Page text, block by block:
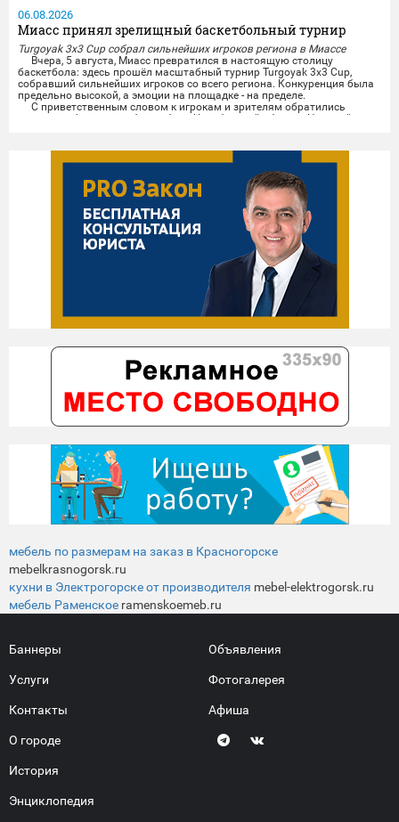
06.08.2026
Миасс принял зрелищный баскетбольный турнир
Turgoyak 3x3 Cup собрал сильнейших игроков региона в Миассе
Вчера, 5 августа, Миасс превратился в настоящую столицу
баскетбола: здесь прошёл масштабный турнир Turgoyak 3x3 Cup,
собравший сильнейших игроков со всего региона. Конкуренция была
предельно высокой, а эмоции на площадке - на пределе.
С приветственным словом к игрокам и зрителям обратились
президент федерации баскетбола Челябинской области Николай
мебель по размерам на заказ в Красногорске
mebelkrasnogorsk.ru
кухни в Электрогорске от производителя mebel-elektrogorsk.ru
мебель Раменское ramenskoemeb.ru
Баннеры
Услуги
Контакты
О городе
История
Энциклопедия
Объявления
Фотогалерея
Афиша